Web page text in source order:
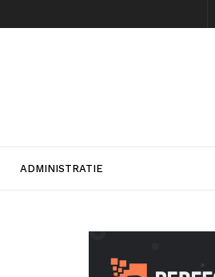
ADMINISTRATIE